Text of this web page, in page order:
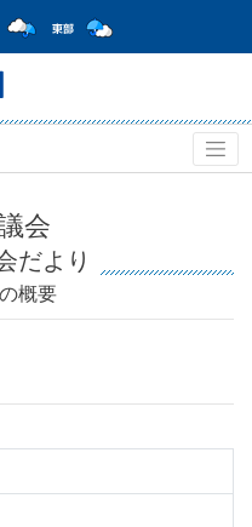
会
だより
概要